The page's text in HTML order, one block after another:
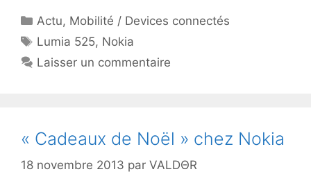
Catégories
Actu, Mobilité / Devices connectés
Étiquettes
Lumia 525, Nokia
Laisser un commentaire
« Cadeaux de Noël » chez Nokia
18 novembre 2013 par VALDΘR